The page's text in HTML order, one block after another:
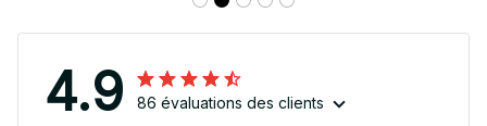
4.9 86 évaluations des clients